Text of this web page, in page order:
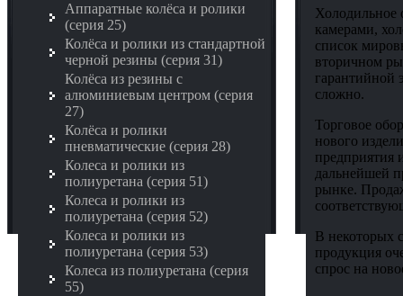
Аппаратные колёса и ролики
(серия 25)
Колёса и ролики из стандартной
черной резины (серия 31)
Колёса из резины с
алюминиевым центром (серия
27)
Колёса и ролики
пневматические (серия 28)
Колеса и ролики из
полиуретана (серия 51)
Колеса и ролики из
полиуретана (серия 52)
Колеса и ролики из
полиуретана (серия 53)
Колеса из полиуретана (серия
55)
Холодильное
камерами,
список
вторичном
гарантийной
сложно.
Торговое
нового
предприятия
дальнейшей
рынке.
В некоторых
продукция
спрос на